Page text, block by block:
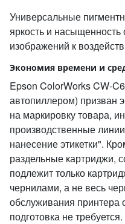
Универсальные
яркость и насыщенность
изображений к
Экономия времени и
Epson ColorWorks CW-
автопиллером) призван
на маркировку товара,
производственные
нанесение этикетки".
раздельные картриджи,
подлежит только
чернилами, а не весь
обслуживания принтера
подготовка не требуется.